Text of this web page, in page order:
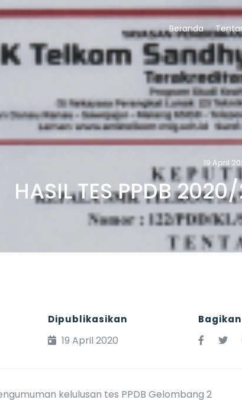
Beranda
19 April
HASIL TES PPDB
Dipublikasikan
19 April 2020
Bagikan
kelulusan tes PPDB Gelombang 2